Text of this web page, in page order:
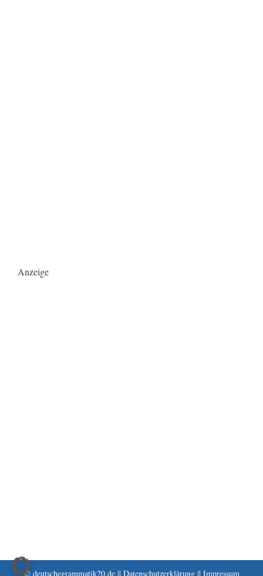
Anzeige
© deutschegrammatik20.de || Datenschutzerklärung|| Impressum